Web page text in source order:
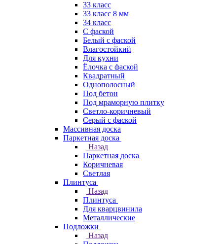
33 класс
33 класс 8 мм
34 класс
C фаской
Белый с фаской
Влагостойкий
Для кухни
Ёлочка с фаской
Квадратный
Однополосный
Под бетон
Под мраморную плитку
Светло-коричневый
Серый с фаской
Массивная доска
Паркетная доска
Назад
Паркетная доска
Коричневая
Светлая
Плинтуса
Назад
Плинтуса
Для кварцвинила
Металлические
Подложки
Назад